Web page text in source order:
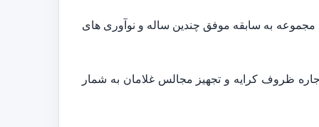
به سابقه موفق چندین ساله و نوآوری های
در صنف تهیه و اجاره ظروف کرایه و تجهیز مجالس غلامان به شمار